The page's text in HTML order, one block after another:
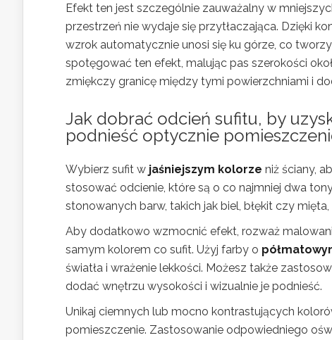
Efekt ten jest szczególnie zauważalny w
przestrzeń nie wydaje się przytłaczająca. Dzięki
wzrok automatycznie unosi się ku górze, co
spotęgować ten efekt, malując pas szerokości
zmiękczy granicę między tymi powierzchniami i
Jak dobrać odcień sufitu, by
podnieść optycznie
Wybierz sufit w jaśniejszym kolorze niż ściany,
stosować odcienie, które są o co najmniej dwa
stonowanych barw, takich jak biel, błękit czy
Aby dodatkowo wzmocnić efekt, rozważ
samym kolorem co sufit. Użyj farby o
światła i wrażenie lekkości. Możesz także
dodać wnętrzu wysokości i wizualnie je podnieść.
Unikaj ciemnych lub mocno kontrastujących
pomieszczenie. Zastosowanie odpowiedniego